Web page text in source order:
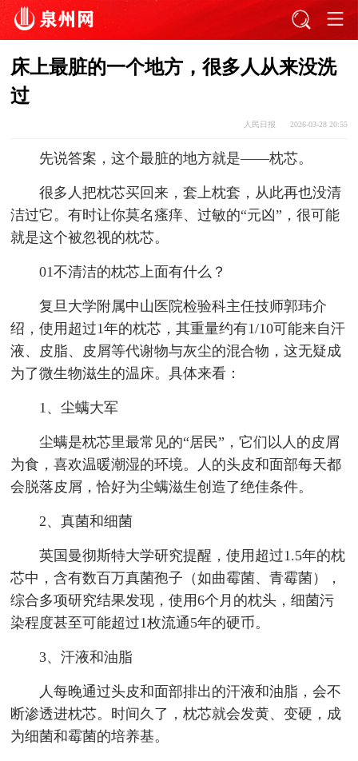
床上最脏的一个地方，很多人从来没洗
过
人民日报 2026-03-28 20:55
先说答案，这个最脏的地方就是——枕芯。
很多人把枕芯买回来，套上枕套，从此再也没清
洁过它。有时让你莫名瘙痒、过敏的“元凶”，很可能
就是这个被忽视的枕芯。
01不清洁的枕芯上面有什么？
复旦大学附属中山医院检验科主任技师郭玮介
绍，使用超过1年的枕芯，其重量约有1/10可能来自汗
液、皮脂、皮屑等代谢物与灰尘的混合物，这无疑成
为了微生物滋生的温床。具体来看：
1、尘螨大军
尘螨是枕芯里最常见的“居民”，它们以人的皮屑
为食，喜欢温暖潮湿的环境。人的头皮和面部每天都
会脱落皮屑，恰好为尘螨滋生创造了绝佳条件。
2、真菌和细菌
英国曼彻斯特大学研究提醒，使用超过1.5年的枕
芯中，含有数百万真菌孢子（如曲霉菌、青霉菌），
综合多项研究结果发现，使用6个月的枕头，细菌污
染程度甚至可能超过1枚流通5年的硬币。
3、汗液和油脂
人每晚通过头皮和面部排出的汗液和油脂，会不
断渗透进枕芯。时间久了，枕芯就会发黄、变硬，成
为细菌和霉菌的培养基。